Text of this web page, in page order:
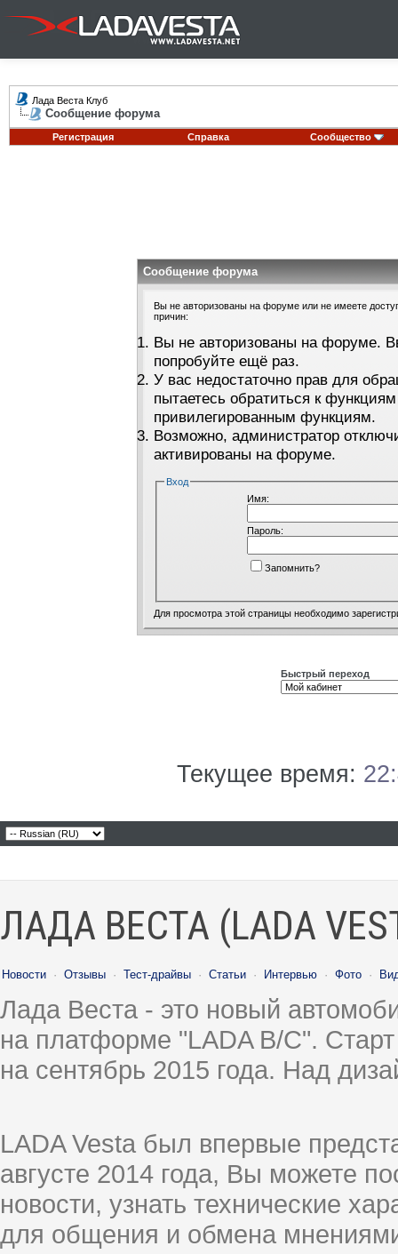
Лада Веста Клуб
Сообщение форума
Регистрация Справка Сообщество
Сообщение форума
Вы не авторизованы на форуме или не имеете
причин:
Вы не авторизованы на форуме.
попробуйте ещё раз.
У вас недостаточно прав для
пытаетесь обратиться к
привилегированным функциям.
Возможно, администратор
активированы на форуме.
Вход
Имя:
Пароль:
Запомнить?
Для просмотра этой страницы необходимо
Быстрый переход
Текущее время:
ЛАДА ВЕСТА (LADA
Новости · Отзывы · Тест-драйвы · Статьи · Интервью · Фото ·
Лада Веста - это новый
на платформе "LADA B/C".
на сентябрь 2015 года. Над
LADA Vesta был впервые
августе 2014 года, Вы можете
новости, узнать технические
для общения и обмена